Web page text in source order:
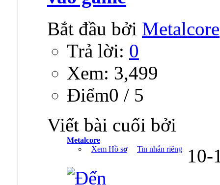
Bắt đầu bởi Metalcore
Trả lời: 0
Xem: 3,499
Ðiểm0 / 5
Viết bài cuối bởi
Metalcore
Xem Hồ sơ
Tin nhắn riêng